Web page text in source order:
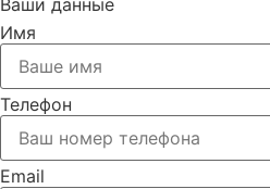
Ваши данные
Имя
Телефон
Email